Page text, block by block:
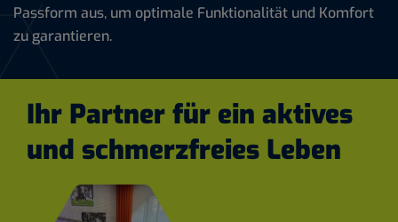
Passform aus, um optimale Funktionalität und Komfort
zu garantieren.
Ihr Partner für ein aktives
und schmerzfreies Leben